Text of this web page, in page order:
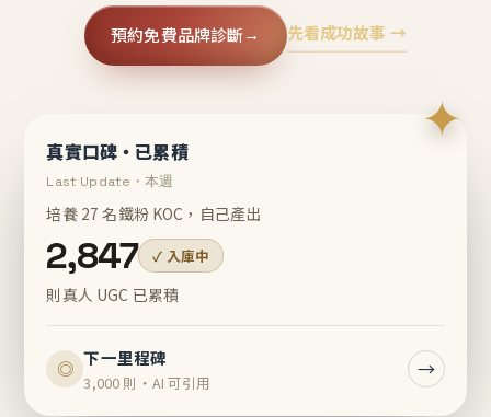
預約免費品牌診斷→ 先看成功故事 →
✦
真實口碑・已累積
Last Update・本週
培養 27 名鐵粉 KOC，自己產出
2,847 ✓ 入庫中
則真人 UGC 已累積
◎ 下一里程碑
3,000 則・AI 可引用
→